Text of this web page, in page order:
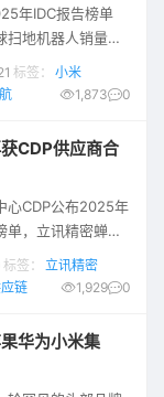
的媒体群访中，雷
行业内率先预警内
年IDC报告榜单
扫地机器人销量第
沃斯、追觅、小米
新财报，同一份
4.4倍，不烧钱也
增利”的行业标
进。公司创始人俞
标签：
小米
1,873 0
CDP供应商合
心CDP公布2025年
单，立讯精密蝉联
。继获得CDP气
可后，公司的此次
气候管理表现，
围3排放管理以及
标签：
立讯精密
链 1,929 0
华为小米集